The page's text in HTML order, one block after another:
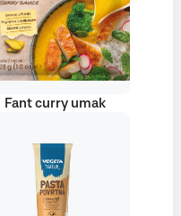
Fant curry umak